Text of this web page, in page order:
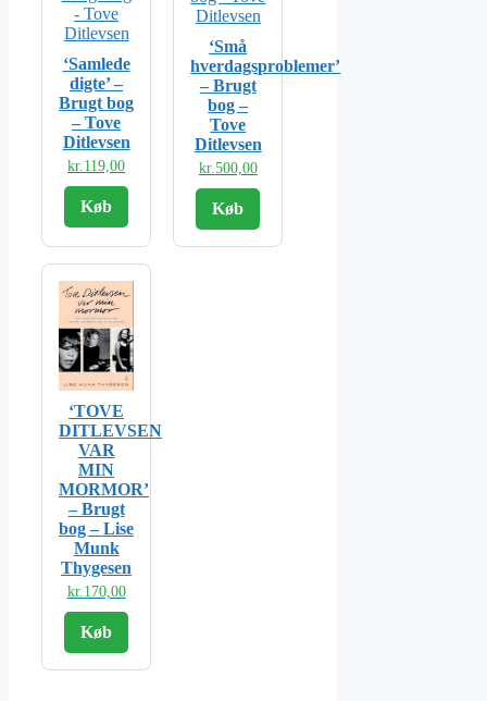
‘Samlede
digte’ –
Brugt bog
– Tove
Ditlevsen
kr. 119,00
Køb
‘Små
hverdagsproblemer’
– Brugt
bog –
Tove
Ditlevsen
kr. 500,00
Køb
‘TOVE
DITLEVSEN
VAR
MIN
MORMOR’
– Brugt
bog – Lise
Munk
Thygesen
kr. 170,00
Køb